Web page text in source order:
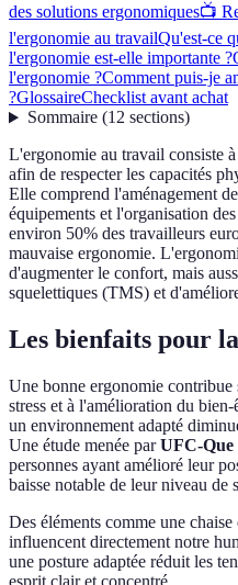
des solutions ergonomiques📺
l'ergonomie au travailQu'est-ce
l'ergonomie est-elle importante ?
l'ergonomie ?Comment puis-je
?GlossaireChecklist avant achat
Sommaire(12 sections)
L'ergonomie au travail consiste
afin de respecter les capacités
Elle comprend l'aménagement
équipements et l'organisation
environ 50% des travailleurs
mauvaise ergonomie.
d'augmenter le confort, mais
squelettiques (TMS) et
Les bienfaits pour
Une bonne ergonomie
stress et à l'amélioration du
un environnement adapté
Une étude menée parUFC-
personnes ayant amélioré leur
baisse notable de leur niveau de
Des éléments comme une
influencent directement notre
une posture adaptée réduit les